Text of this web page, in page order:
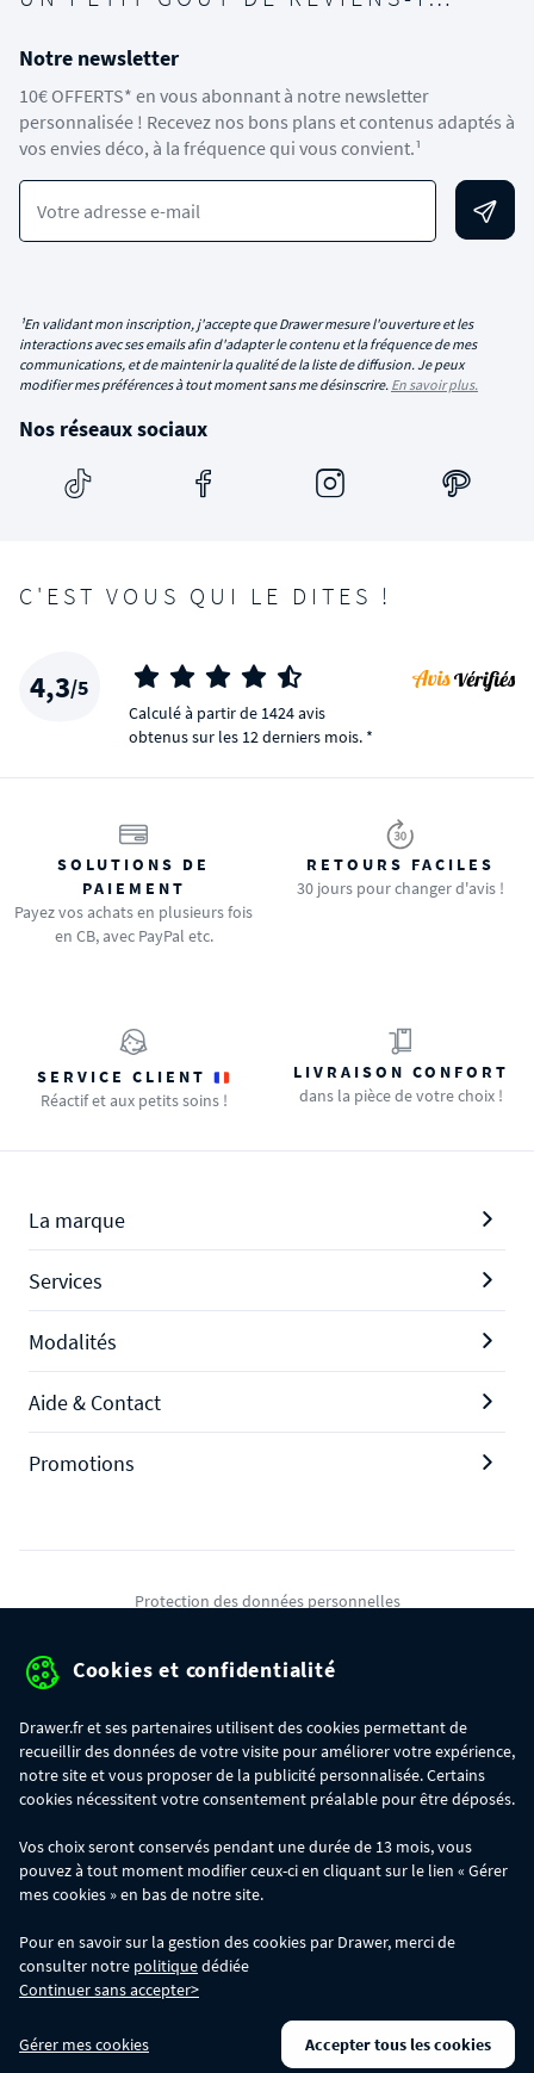
Notre newsletter
10€ OFFERTS* en vous abonnant à notre newsletter
personnalisée ! Recevez nos bons plans et contenus adaptés à
vos envies déco, à la fréquence qui vous convient.¹
Votre adresse e-mail
¹En validant mon inscription, j'accepte que Drawer mesure l'ouverture et les
interactions avec ses emails afin d'adapter le contenu et la fréquence de mes
communications, et de maintenir la qualité de la liste de diffusion. Je peux
modifier mes préférences à tout moment sans me désinscrire. En savoir plus.
Nos réseaux sociaux
C'EST VOUS QUI LE DITES !
4,3/5
Calculé à partir de 1424 avis
obtenus sur les 12 derniers mois. *
SOLUTIONS DE
PAIEMENT
Payez vos achats en plusieurs fois
en CB, avec PayPal etc.
RETOURS FACILES
30 jours pour changer d'avis !
SERVICE CLIENT
Réactif et aux petits soins !
LIVRAISON CONFORT
dans la pièce de votre choix !
La marque
Services
Modalités
Aide & Contact
Promotions
Protection des données personnelles
Gérer mes cookies
commande :
- 30€ sur votre commande dès 300€ d'achat, avec le code BIKINI30
- 50€ sur votre commande dès 500€ d'achat, avec le code BIKINI50
Les codes BIKINI30, BIKINI50 et BIKINI100 ne sont valables que sur
www.drawer.fr; ils ne sont pas cumulables entre eux, ni avec d'autres codes
promotionnels. La remise se calculera automatiquement dans votre panier
lors de la saisie du code adéquat.
DRAWER DAYS- Du 29/07 au 18/08 inclus : profitez de remises allant jusqu'à
-50% sur une large sélection de produits. Opération valable dans la limite des
Cookies et confidentialité
Drawer.fr et ses partenaires utilisent des cookies permettant de
recueillir des données de votre visite pour améliorer votre expérience,
notre site et vous proposer de la publicité personnalisée. Certains
cookies nécessitent votre consentement préalable pour être déposés.
Vos choix seront conservés pendant une durée de 13 mois, vous
pouvez à tout moment modifier ceux-ci en cliquant sur le lien « Gérer
mes cookies » en bas de notre site.
Pour en savoir sur la gestion des cookies par Drawer, merci de
consulter notre politiquedédiée
Continuer sans accepter>
Gérer mes cookies Accepter tous les cookies